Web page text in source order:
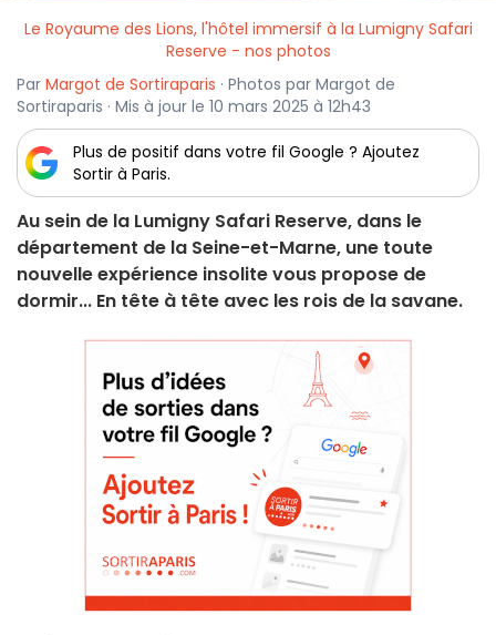
Le Royaume des Lions, l'hôtel immersif à la Lumigny Safari
Reserve - nos photos
Par Margot de Sortiraparis · Photos par Margot de
Sortiraparis · Mis à jour le 10 mars 2025 à 12h43
Plus de positif dans votre fil Google ? Ajoutez
Sortir à Paris.
Au sein de la Lumigny Safari Reserve, dans le
département de la Seine-et-Marne, une toute
nouvelle expérience insolite vous propose de
dormir... En tête à tête avec les rois de la savane.